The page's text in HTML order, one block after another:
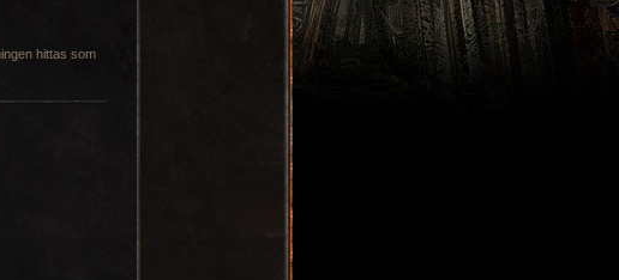
hittas som